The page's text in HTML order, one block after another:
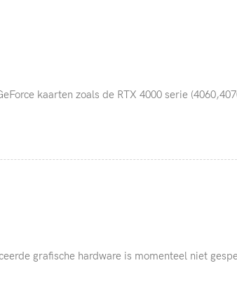
kaarten zoals de RTX 4000 serie
grafische hardware is momenteel niet